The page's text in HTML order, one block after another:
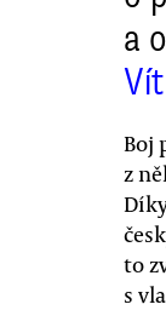
a
Boj
z
to
s